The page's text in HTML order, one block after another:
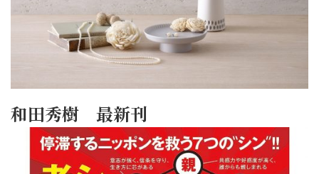
和田秀樹 最新刊